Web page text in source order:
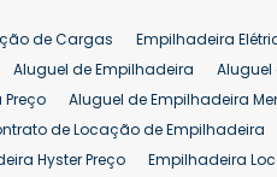
de Cargas Empilhadeira
Aluguel de Empilhadeira
Aluguel de Empilhadeira
de Locação de Empilhadeira
Hyster Preço Empilhadeira